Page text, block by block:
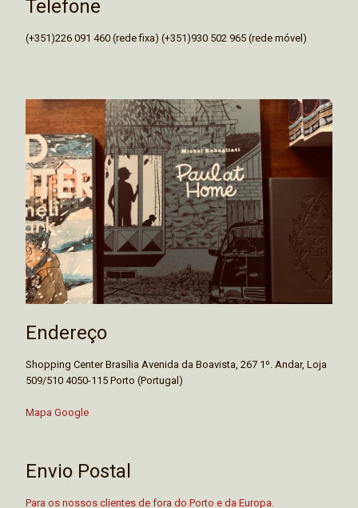
Telefone
(+351)226 091 460 (rede fixa) (+351)930 502 965 (rede móvel)
Endereço
Shopping Center Brasília Avenida da Boavista, 267 1º. Andar, Loja
509/510 4050-115 Porto (Portugal)
Mapa Google
Envio Postal
Para os nossos clientes de fora do Porto e da Europa.